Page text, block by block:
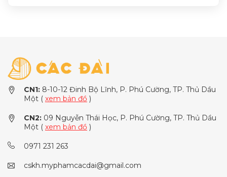
CN1: 8-10-12 Đinh Bộ Lĩnh, P. Phú Cường, TP. Thủ Dầu
Một ( xem bản đồ )
CN2: 09 Nguyễn Thái Học, P. Phú Cường, TP. Thủ Dầu
Một ( xem bản đồ )
0971 231 263
cskh.myphamcacdai@gmail.com